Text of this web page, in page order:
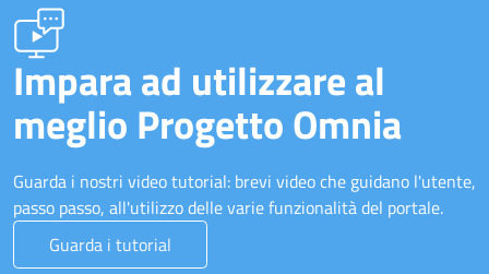
Impara ad utilizzare al
meglio Progetto Omnia
Guarda i nostri video tutorial: brevi video che guidano l'utente,
passo passo, all'utilizzo delle varie funzionalità del portale.
Guarda i tutorial